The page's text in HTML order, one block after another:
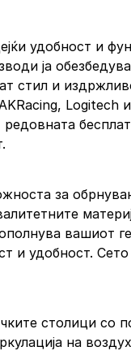
удобност и
ја
стил и
Logitech
за
вашиот
и удобност. Сето
столици со
на